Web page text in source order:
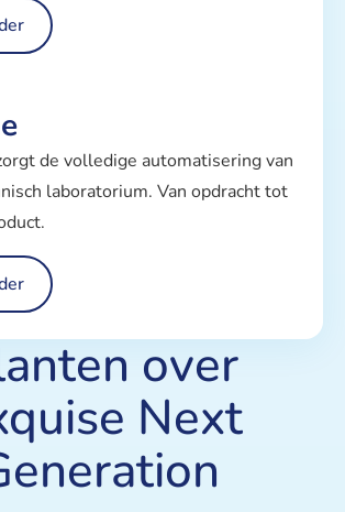
de volledige automatisering van
laboratorium. Van opdracht tot
over
Next